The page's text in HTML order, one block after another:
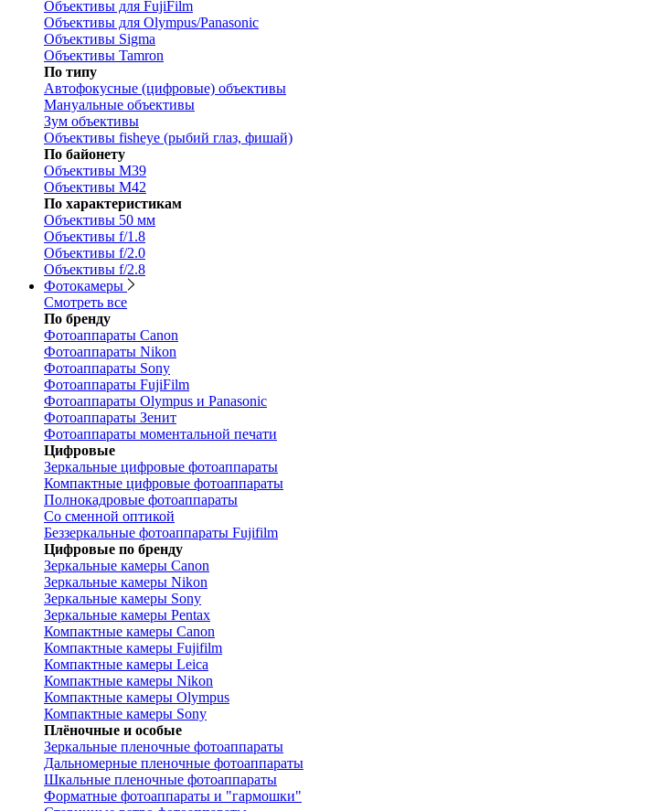
Объективы для FujiFilm
Объективы для Olympus/Panasonic
Объективы Sigma
Объективы Tamron
По типу
Автофокусные (цифровые) объективы
Мануальные объективы
Зум объективы
Объективы fisheye (рыбий глаз, фишай)
По байонету
Объективы M39
Объективы M42
По характеристикам
Объективы 50 мм
Объективы f/1.8
Объективы f/2.0
Объективы f/2.8
Фотокамеры
Смотреть все
По бренду
Фотоаппараты Canon
Фотоаппараты Nikon
Фотоаппараты Sony
Фотоаппараты FujiFilm
Фотоаппараты Olympus и Panasonic
Фотоаппараты Зенит
Фотоаппараты моментальной печати
Цифровые
Зеркальные цифровые фотоаппараты
Компактные цифровые фотоаппараты
Полнокадровые фотоаппараты
Со сменной оптикой
Беззеркальные фотоаппараты Fujifilm
Цифровые по бренду
Зеркальные камеры Canon
Зеркальные камеры Nikon
Зеркальные камеры Sony
Зеркальные камеры Pentax
Компактные камеры Canon
Компактные камеры Fujifilm
Компактные камеры Leica
Компактные камеры Nikon
Компактные камеры Olympus
Компактные камеры Sony
Плёночные и особые
Зеркальные пленочные фотоаппараты
Дальномерные пленочные фотоаппараты
Шкальные пленочные фотоаппараты
Форматные фотоаппараты и "гармошки"